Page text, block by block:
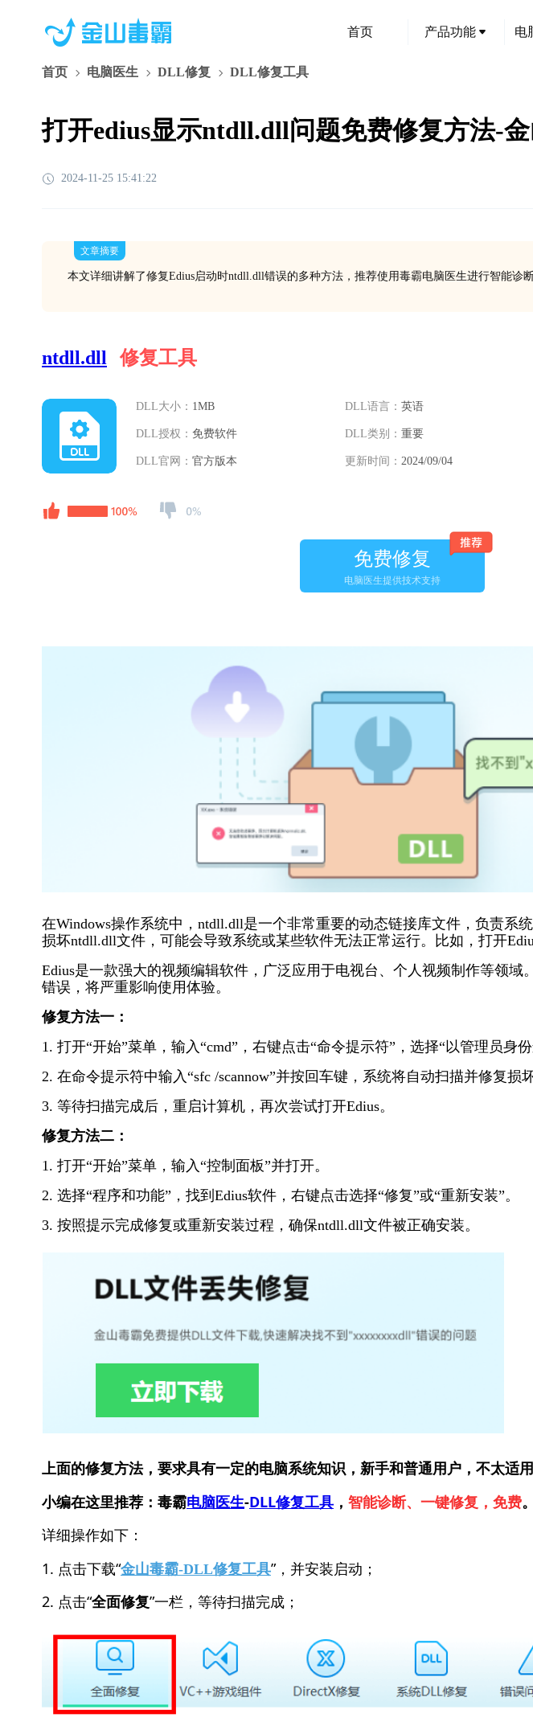
首页 产品功能 电
首页 电脑医生 DLL修复 DLL修复工具
打开edius显示ntdll.dll问题免费修复方法-
2024-11-25 15:41:22
文章摘要
本文详细讲解了修复Edius启动时ntdll.dll错误的多种方法，推荐使用毒霸电脑医生进行智能诊断
ntdll.dll 修复工具
DLL大小： 1MB
DLL授权： 免费软件
DLL官网： 官方版本
DLL语言： 英语
DLL类别： 重要
更新时间： 2024/09/04
免费修复
电脑医生提供技术支持
在Windows操作系统中，ntdll.dll是一个非常重要的动态链接库文件，负责系
损坏ntdll.dll文件，可能会导致系统或某些软件无法正常运行。比如，打开
Edius是一款强大的视频编辑软件，广泛应用于电视台、个人视频制作等领域
错误，将严重影响使用体验。
修复方法一：
1. 打开“开始”菜单，输入“cmd”，右键点击“命令提示符”，选择“以管理员身份
2. 在命令提示符中输入“sfc /scannow”并按回车键，系统将自动扫描并修复损
3. 等待扫描完成后，重启计算机，再次尝试打开Edius。
修复方法二：
1. 打开“开始”菜单，输入“控制面板”并打开。
2. 选择“程序和功能”，找到Edius软件，右键点击选择“修复”或“重新安装”。
3. 按照提示完成修复或重新安装过程，确保ntdll.dll文件被正确安装。
上面的修复方法，要求具有一定的电脑系统知识，新手和普通用户，不太适用
小编在这里推荐：毒霸电脑医生-DLL修复工具 ， 智能诊断、一键修复，免费。
详细操作如下：
1. 点击下载“金山毒霸-DLL修复工具”，并安装启动；
2. 点击“全面修复”一栏，等待扫描完成；